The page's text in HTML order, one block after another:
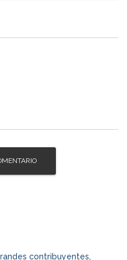
contribuyentes,